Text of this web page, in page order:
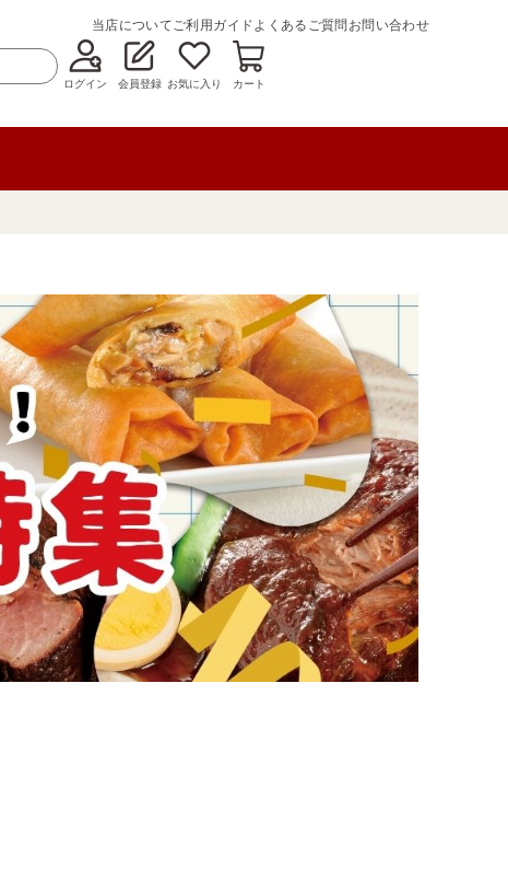
当店についてご利用ガイドよくあるご質問 お問い合わせ
ログイン 会員登録 お気に入り カート